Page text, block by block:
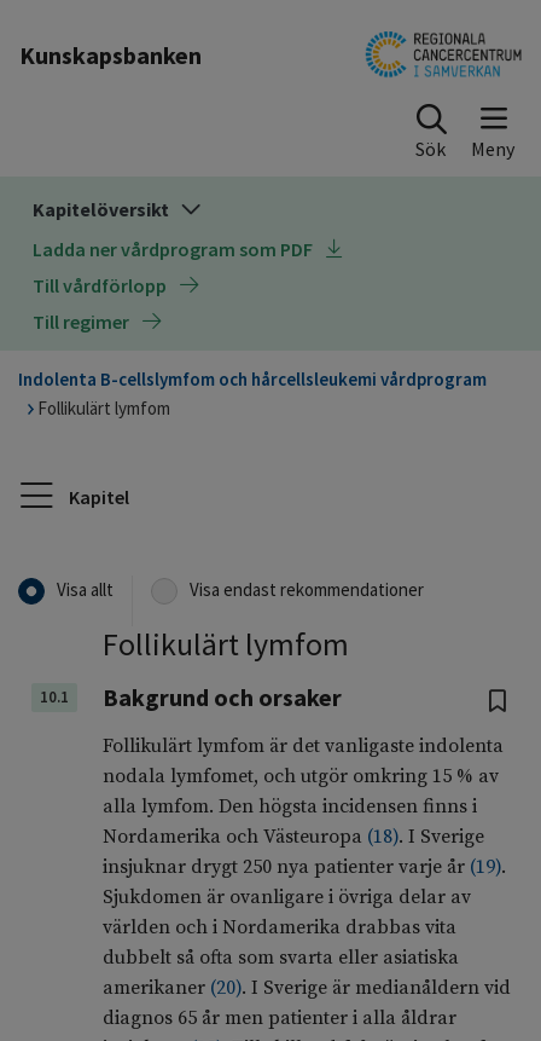
Kunskapsbanken
Sök
Kapitelöversikt
Ladda ner vårdprogram som PDF
Till vårdförlopp
Till regimer
Indolenta B-cellslymfom och hårcellsleukemi vårdprogram
Follikulärt lymfom
Kapitel
Visa allt Visa endast rekommendationer
Follikulärt lymfom
10.1 Bakgrund och orsaker
Follikulärt lymfom är det vanligaste indolenta
nodala lymfomet, och utgör omkring 15 % av
alla lymfom. Den högsta incidensen finns i
Nordamerika och Västeuropa (18). I Sverige
insjuknar drygt 250 nya patienter varje år (19).
Sjukdomen är ovanligare i övriga delar av
världen och i Nordamerika drabbas vita
dubbelt så ofta som svarta eller asiatiska
amerikaner (20). I Sverige är medianåldern vid
diagnos 65 år men patienter i alla åldrar